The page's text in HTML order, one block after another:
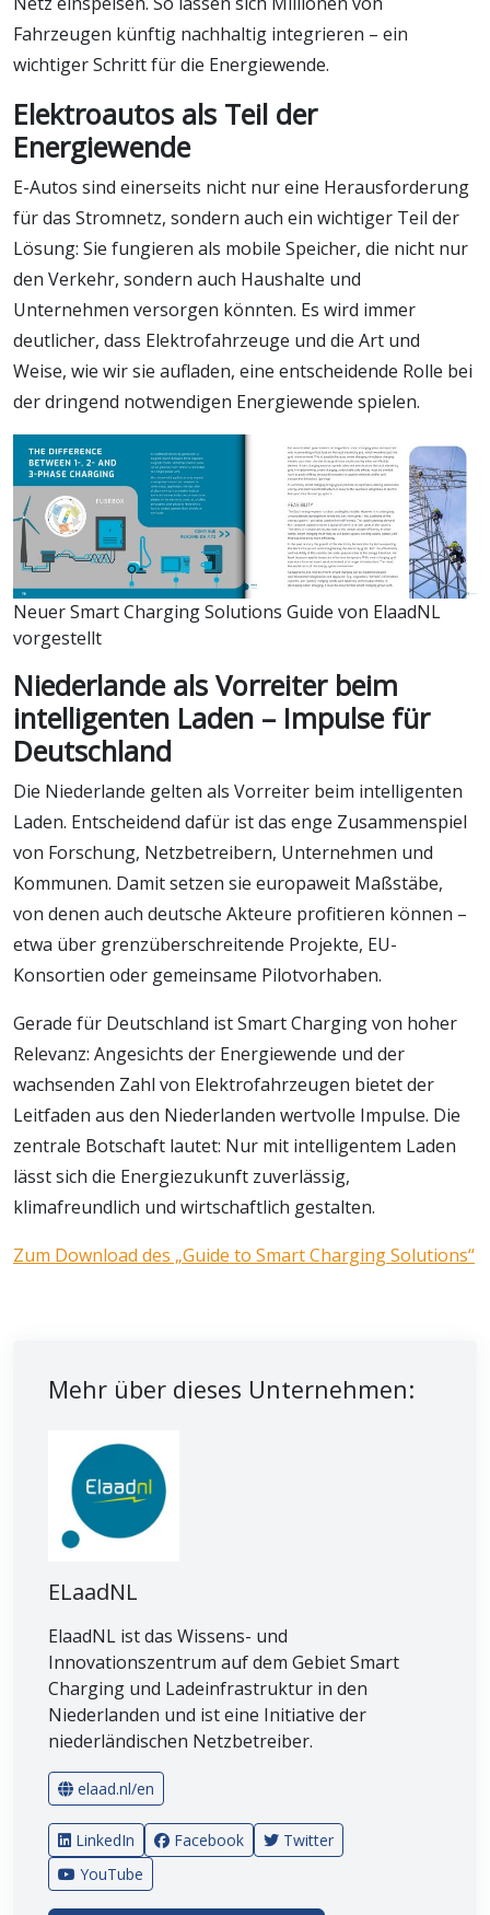
Fahrzeugen künftig nachhaltig integrieren – ein
wichtiger Schritt für die Energiewende.
Elektroautos als Teil der
Energiewende
E-Autos sind einerseits nicht nur eine Herausforderung
für das Stromnetz, sondern auch ein wichtiger Teil der
Lösung: Sie fungieren als mobile Speicher, die nicht nur
den Verkehr, sondern auch Haushalte und
Unternehmen versorgen könnten. Es wird immer
deutlicher, dass Elektrofahrzeuge und die Art und
Weise, wie wir sie aufladen, eine entscheidende Rolle bei
der dringend notwendigen Energiewende spielen.
Neuer Smart Charging Solutions Guide von ElaadNL
vorgestellt
Niederlande als Vorreiter beim
intelligenten Laden – Impulse für
Deutschland
Die Niederlande gelten als Vorreiter beim intelligenten
Laden. Entscheidend dafür ist das enge Zusammenspiel
von Forschung, Netzbetreibern, Unternehmen und
Kommunen. Damit setzen sie europaweit Maßstäbe,
von denen auch deutsche Akteure profitieren können –
etwa über grenzüberschreitende Projekte, EU-
Konsortien oder gemeinsame Pilotvorhaben.
Gerade für Deutschland ist Smart Charging von hoher
Relevanz: Angesichts der Energiewende und der
wachsenden Zahl von Elektrofahrzeugen bietet der
Leitfaden aus den Niederlanden wertvolle Impulse. Die
zentrale Botschaft lautet: Nur mit intelligentem Laden
lässt sich die Energiezukunft zuverlässig,
klimafreundlich und wirtschaftlich gestalten.
Zum Download des „Guide to Smart Charging Solutions“
Mehr über dieses Unternehmen:
ELaadNL
ElaadNL ist das Wissens- und
Innovationszentrum auf dem Gebiet Smart
Charging und Ladeinfrastruktur in den
Niederlanden und ist eine Initiative der
niederländischen Netzbetreiber.
elaad.nl/en
LinkedIn Facebook
Twitter
YouTube